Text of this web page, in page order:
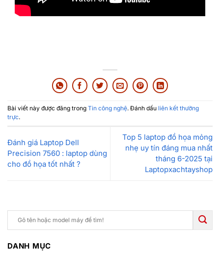
Bài viết này được đăng trong Tin công nghệ. Đánh dấu liên kết thường
trực.
Đánh giá Laptop Dell
Precision 7560 : laptop dùng
cho đồ họa tốt nhất ?
Top 5 laptop đồ họa mỏng
nhẹ uy tín đáng mua nhất
tháng 6-2025 tại
Laptopxachtayshop
DANH MỤC